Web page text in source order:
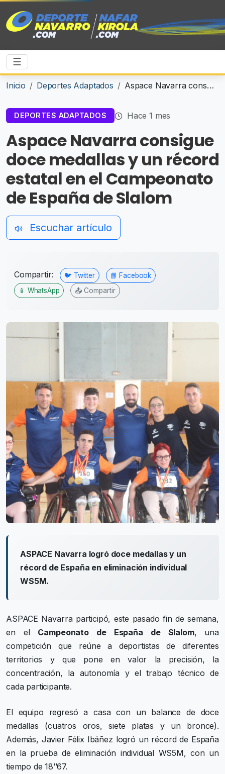
☰
Inicio Deportes Adaptados Aspace Navarra consigue doce medallas y un récord estatal en el Campeonato de España de Slalom
DEPORTES ADAPTADOS Hace 1 mes
Aspace Navarra consigue
doce medallas y un récord
estatal en el Campeonato
de España de Slalom
Escuchar artículo
Compartir: 🐦 Twitter
📘 Facebook
📱 WhatsApp
📤 Compartir
ASPACE Navarra logró doce medallas y un
récord de España en eliminación individual
WS5M.
ASPACE Navarra participó, este pasado fin de semana,
en el Campeonato de España de Slalom, una
competición que reúne a deportistas de diferentes
territorios y que pone en valor la precisión, la
concentración, la autonomía y el trabajo técnico de
cada participante.
El equipo regresó a casa con un balance de doce
medallas (cuatros oros, siete platas y un bronce).
Además, Javier Félix Ibáñez logró un récord de España
en la prueba de eliminación individual WS5M, con un
tiempo de 18’’67.